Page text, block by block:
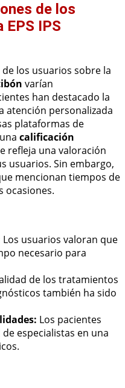
de los
EPS IPS
de los usuarios sobre la
varían
han destacado la
atención personalizada
plataformas de
calificación
refleja una valoración
usuarios. Sin embargo,
mencionan tiempos de
ocasiones.
Los usuarios valoran que
necesario para
de los tratamientos
también ha sido
Los pacientes
especialistas en una